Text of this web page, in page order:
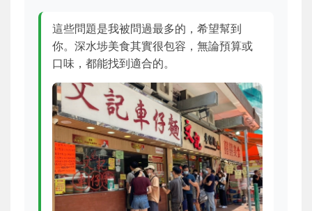
這些問題是我被問過最多的，希望幫到
你。深水埗美食其實很包容，無論預算或
口味，都能找到適合的。